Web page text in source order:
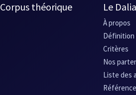
Corpus théorique Le
À propos
Définition
Critères
Nos
Liste des